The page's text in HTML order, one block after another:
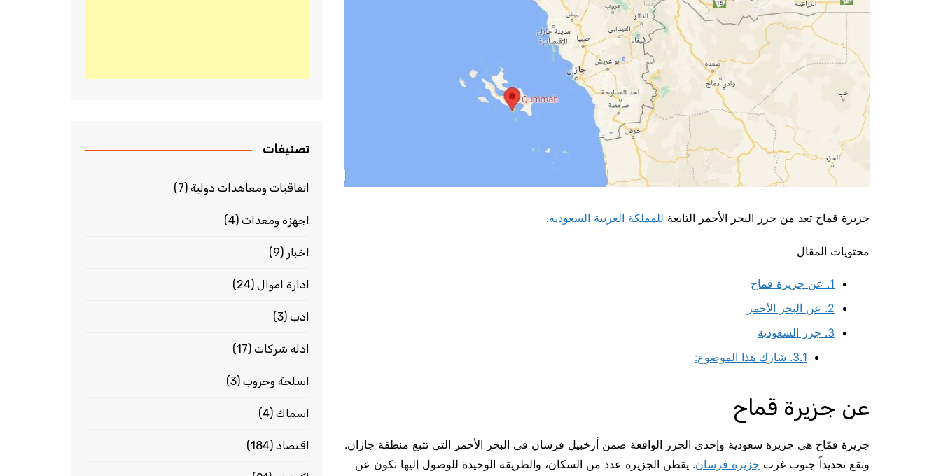
جزيرة قماح تعد من جزر البحر الأحمر التابعة للمملكة العربية السعوديه.
محتويات المقال
1. عن جزيرة قماح
2. عن البحر الأحمر
3. جزر السعودية
3.1. شارك هذا الموضوع:
عن جزيرة قماح
جزيرة قمّاح هي جزيرة سعودية وإحدى الجزر الواقعة ضمن أرخبيل فرسان في البحر الأحمر التي تتبع منطقة جازان.
وتقع تحديداً جنوب غرب جزيرة فرسان. يقطن الجزيرة عدد من السكان، والطريقة الوحيدة للوصول إليها تكون عن
تصنيفات
اتفاقيات ومعاهدات دولية (7)
اجهزة ومعدات (4)
اخبار (9)
ادارة اموال (24)
ادب (3)
ادله شركات (17)
اسلحة وحروب (3)
اسماك (4)
اقتصاد (184)